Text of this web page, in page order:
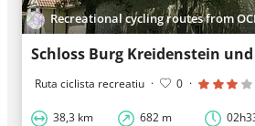
Recreational cycling routes from
Schloss Burg Kreidenstein
Ruta ciclista recreatiu · 0 ·
38,3 km 682 m